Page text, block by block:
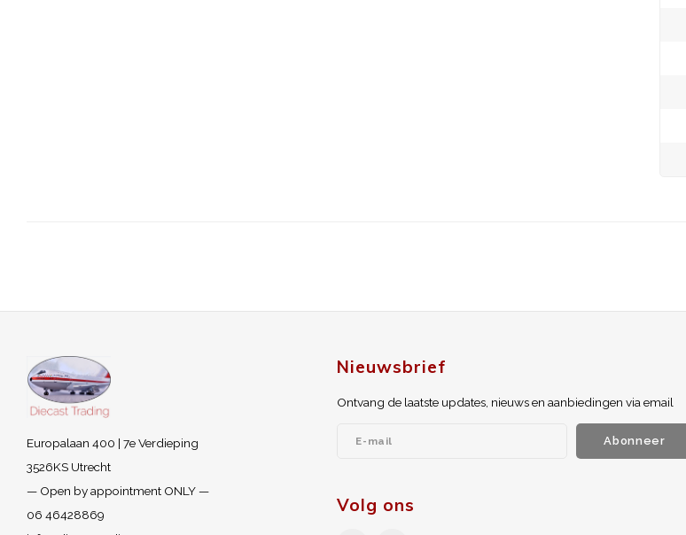
Europalaan 400 | 7e Verdieping
3526KS Utrecht
— Open by appointment ONLY —
06 46428869
Nieuwsbrief
Ontvang de laatste updates, nieuws en aanbiedingen via email
Abonneer
Volg ons